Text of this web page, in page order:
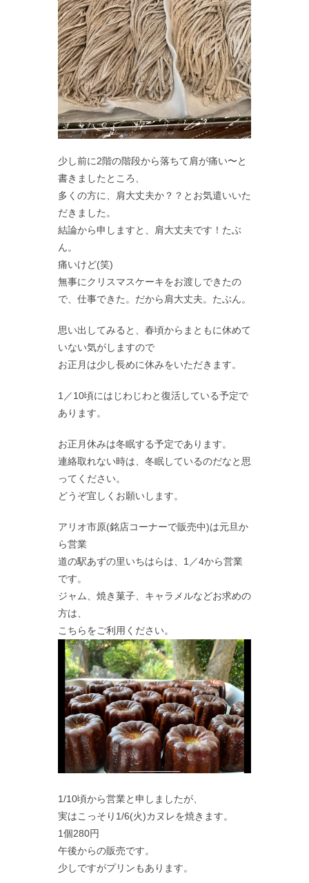
少し前に2階の階段から落ちて肩が痛い〜と
書きましたところ、
多くの方に、肩大丈夫か？？とお気遣いいた
だきました。
結論から申しますと、肩大丈夫です！たぶ
ん。
痛いけど(笑)
無事にクリスマスケーキをお渡しできたの
で、仕事できた。だから肩大丈夫。たぶん。
思い出してみると、春頃からまともに休めて
いない気がしますので
お正月は少し長めに休みをいただきます。
1／10頃にはじわじわと復活している予定で
あります。
お正月休みは冬眠する予定であります。
連絡取れない時は、冬眠しているのだなと思
ってください。
どうぞ宜しくお願いします。
アリオ市原(銘店コーナーで販売中)は元旦か
ら営業
道の駅あずの里いちはらは、1／4から営業
です。
ジャム、焼き菓子、キャラメルなどお求めの
方は、
こちらをご利用ください。
1/10頃から営業と申しましたが、
実はこっそり1/6(火)カヌレを焼きます。
1個280円
午後からの販売です。
少しですがプリンもあります。